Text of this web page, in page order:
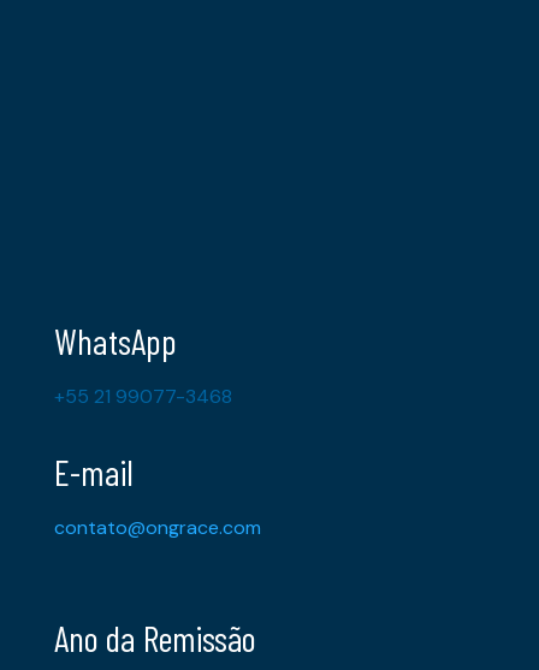
WhatsApp
+55 21 99077-3468
E-mail
contato@ongrace.com
Ano da Remissão